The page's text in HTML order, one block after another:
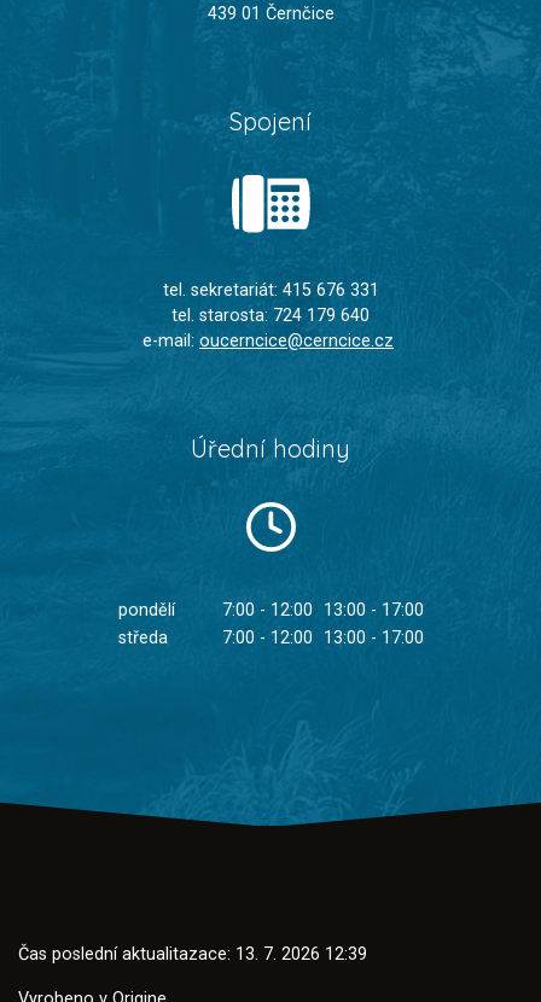
439 01 Černčice
Spojení
tel. sekretariát: 415 676 331
tel. starosta: 724 179 640
e-mail: oucerncice@cerncice.cz
Úřední hodiny
pondělí 7:00 - 12:00
13:00 - 17:00
středa
7:00 - 12:00 13:00 - 17:00
Čas poslední aktualitazace: 13. 7. 2026 12:39